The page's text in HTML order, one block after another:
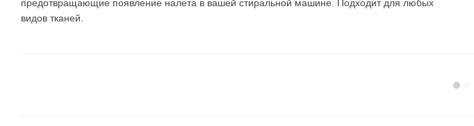
предотвращающие появление налета в вашей стиральной машине. Подходит для любых
видов тканей.